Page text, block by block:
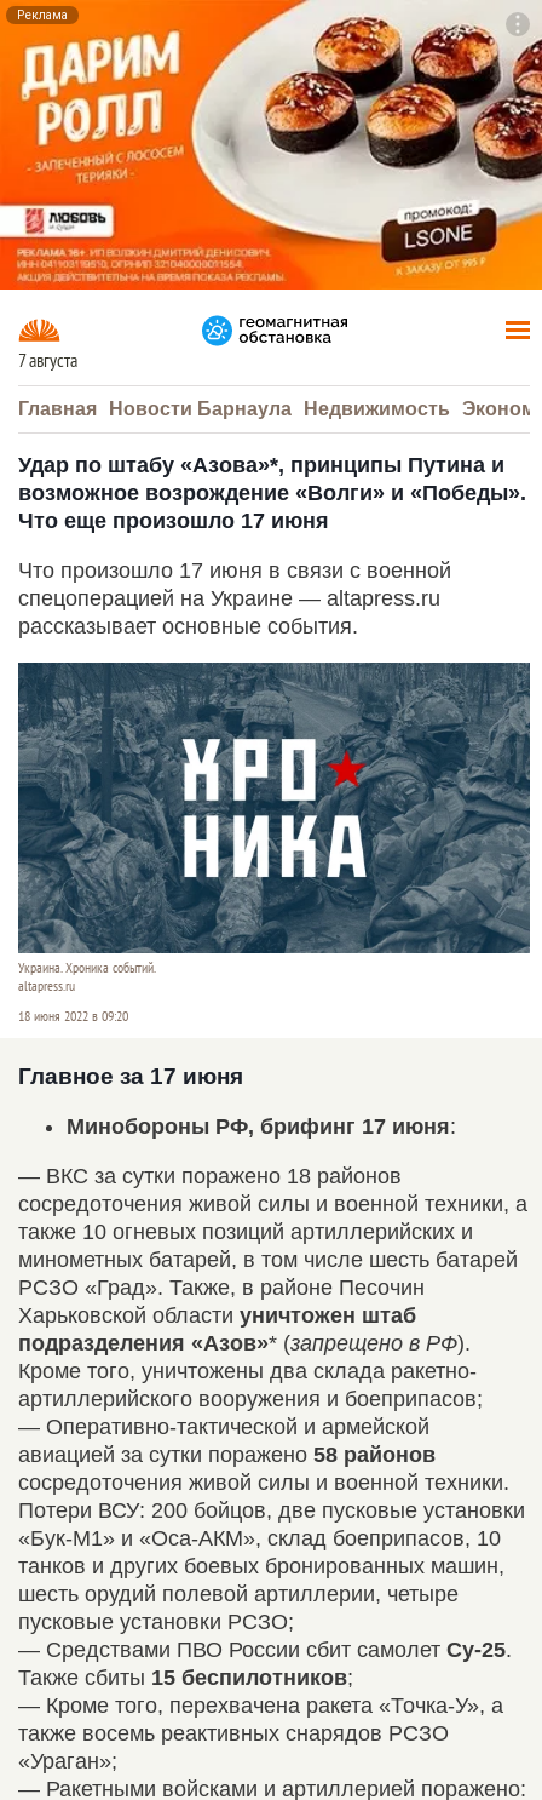
Реклама
7 августа
Главная Новости Барнаула Недвижимость
Удар по штабу «Азова»*, принципы Путина и
возможное возрождение «Волги» и «Победы».
Что еще произошло 17 июня
Что произошло 17 июня в связи с военной
спецоперацией на Украине — altapress.ru
рассказывает основные события.
Украина. Хроника событий.
altapress.ru
18 июня 2022 в 09:20
Главное за 17 июня
Минобороны РФ, брифинг 17 июня:
— ВКС за сутки поражено 18 районов
сосредоточения живой силы и военной техники, а
также 10 огневых позиций артиллерийских и
минометных батарей, в том числе шесть батарей
РСЗО «Град». Также, в районе Песочин
Харьковской области уничтожен штаб
подразделения «Азов»* (запрещено в РФ).
Кроме того, уничтожены два склада ракетно-
артиллерийского вооружения и боеприпасов;
— Оперативно-тактической и армейской
авиацией за сутки поражено 58 районов
сосредоточения живой силы и военной техники.
Потери ВСУ: 200 бойцов, две пусковые установки
«Бук-М1» и «Оса-АКМ», склад боеприпасов, 10
танков и других боевых бронированных машин,
шесть орудий полевой артиллерии, четыре
пусковые установки РСЗО;
— Средствами ПВО России сбит самолет Су-25.
Также сбиты 15 беспилотников;
— Кроме того, перехвачена ракета «Точка-У», а
также восемь реактивных снарядов РСЗО
«Ураган»;
— Ракетными войсками и артиллерией поражено: